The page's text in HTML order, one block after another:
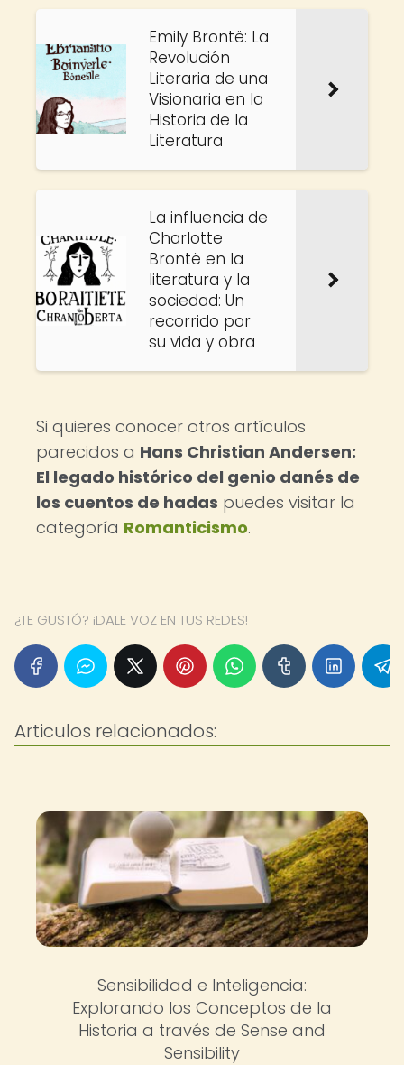
Emily Brontë: La
Revolución
Literaria de una
Visionaria en la
Historia de la
Literatura
La influencia de
Charlotte
Brontë en la
literatura y la
sociedad: Un
recorrido por
su vida y obra
Si quieres conocer otros artículos
parecidos a Hans Christian Andersen:
El legado histórico del genio danés de
los cuentos de hadas puedes visitar la
categoría Romanticismo.
¿TE GUSTÓ? ¡DALE VOZ EN TUS REDES!
Articulos relacionados:
Sensibilidad e Inteligencia:
Explorando los Conceptos de la
Historia a través de Sense and
Sensibility